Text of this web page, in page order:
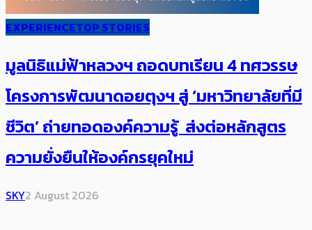
EXPERIENCETOP STORIES
มูลนิธิแม่ฟ้าหลวงฯ ถอดบทเรียน 4 ทศวรรษ
โครงการพัฒนาดอยตุงฯ สู่ ‘มหาวิทยาลัยที่มี
ชีวิต’ ถ่ายทอดองค์ความรู้ ส่งต่อหลักสูตร
ความยั่งยืนให้องค์กรยุคใหม่
SKY2 August 2026